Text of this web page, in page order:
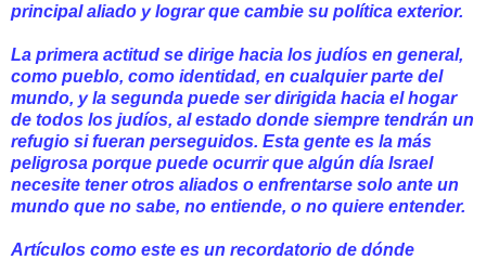
principal aliado y lograr que cambie su política exterior.
La primera actitud se dirige hacia los judíos en general,
como pueblo, como identidad, en cualquier parte del
mundo, y la segunda puede ser dirigida hacia el hogar
de todos los judíos, al estado donde siempre tendrán un
refugio si fueran perseguidos. Esta gente es la más
peligrosa porque puede ocurrir que algún día Israel
necesite tener otros aliados o enfrentarse solo ante un
mundo que no sabe, no entiende, o no quiere entender.
Artículos como este es un recordatorio de dónde